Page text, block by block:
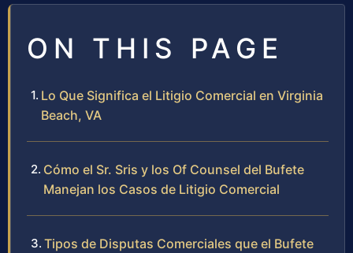
ON THIS PAGE
Lo Que Significa el Litigio Comercial en Virginia
Beach, VA
Cómo el Sr. Sris y los Of Counsel del Bufete
Manejan los Casos de Litigio Comercial
Tipos de Disputas Comerciales que el Bufete